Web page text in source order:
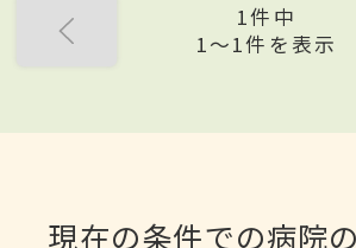
1件中
1〜1件を表示
現在の条件での病院